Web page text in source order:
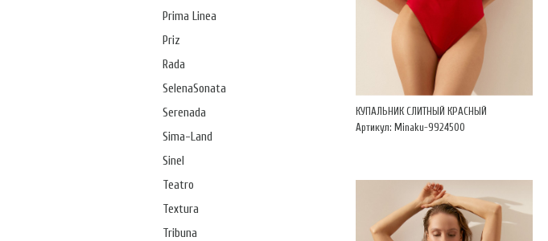
Prima Linea
Priz
Rada
SelenaSonata
Serenada
Sima-Land
Sinel
Teatro
Textura
Tribuna
КУПАЛЬНИК СЛИТНЫЙ КРАСНЫЙ
Артикул: Minaku-9924500